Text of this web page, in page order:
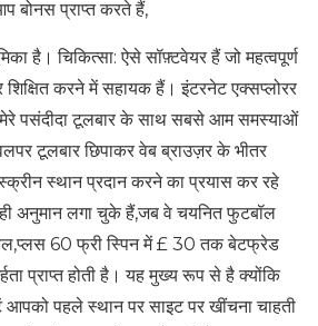
बोनस प्राप्त करते हैं,
है। चिकित्सा: ऐसे सॉफ़्टवेयर हैं जो महत्वपूर्ण
शिक्षित करने में सहायक हैं। इंटरनेट एक्सप्लोरर
पसंदीदा टूलबार के साथ सबसे आम समस्याओं
टूलबार छिपाकर वेब ब्राउज़र के भीतर
स्थान प्रदान करने का प्रयास कर रहे
अनुमान लगा चुके हैं,जब वे चयनित फुटबॉल
60 फ्री स्पिन में £ 30 तक बेटफ्रेड
प्राप्त होती है। यह मुख्य रूप से है क्योंकि
पहले स्थान पर साइट पर खींचना चाहती